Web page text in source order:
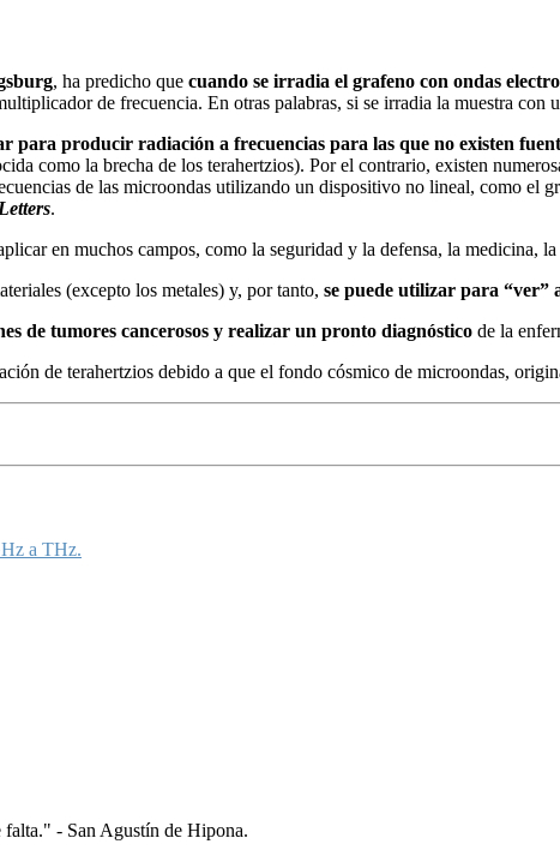
, ha predicho que cuando se irradia el grafeno con ondas
de frecuencia. En otras palabras, si se irradia la muestra con
para producir radiación a frecuencias para las que no existen
como la brecha de los terahertzios). Por el contrario, existen
de las microondas utilizando un dispositivo no lineal, como el
.
en muchos campos, como la seguridad y la defensa, la medicina,
(excepto los metales) y, por tanto, se puede utilizar para “ver”
de tumores cancerosos y realizar un pronto diagnóstico de la
de terahertzios debido a que el fondo cósmico de microondas,
a THz.
falta." - San Agustín de Hipona.